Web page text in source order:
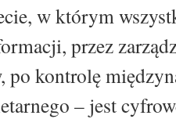
w którym
przez
po kontrolę
– jest